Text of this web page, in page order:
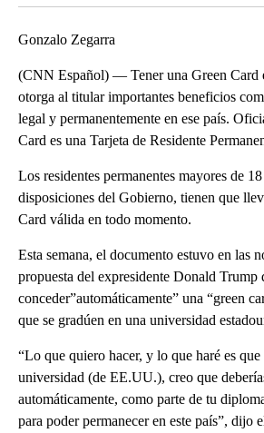
Gonzalo Zegarra
(CNN Español) — Tener una Green Card
otorga al titular importantes beneficios
legal y permanentemente en ese país.
Card es una Tarjeta de Residente
Los residentes permanentes mayores de
disposiciones del Gobierno, tienen que
Card válida en todo momento.
Esta semana, el documento estuvo en las
propuesta del expresidente Donald Trump
conceder”automáticamente” una “green
que se gradúen en una universidad
“Lo que quiero hacer, y lo que haré es que
universidad (de EE.UU.), creo que
automáticamente, como parte de tu
para poder permanecer en este país”, dijo